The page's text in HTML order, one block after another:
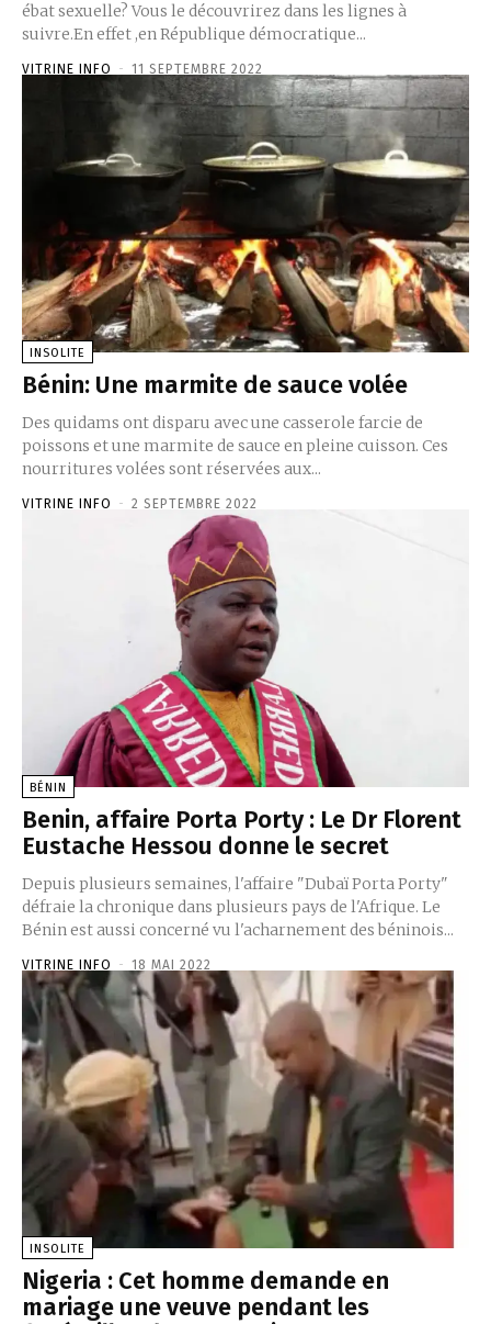
ébat sexuelle? Vous le découvrirez dans les lignes à
suivre.En effet ,en République démocratique...
VITRINE INFO - 11 SEPTEMBRE 2022
INSOLITE
Bénin: Une marmite de sauce volée
Des quidams ont disparu avec une casserole farcie de
poissons et une marmite de sauce en pleine cuisson. Ces
nourritures volées sont réservées aux...
VITRINE INFO - 2 SEPTEMBRE 2022
BÉNIN
Benin, affaire Porta Porty : Le Dr Florent
Eustache Hessou donne le secret
Depuis plusieurs semaines, l'affaire "Dubaï Porta Porty"
défraie la chronique dans plusieurs pays de l'Afrique. Le
Bénin est aussi concerné vu l'acharnement des béninois...
VITRINE INFO - 18 MAI 2022
INSOLITE
Nigeria : Cet homme demande en
mariage une veuve pendant les